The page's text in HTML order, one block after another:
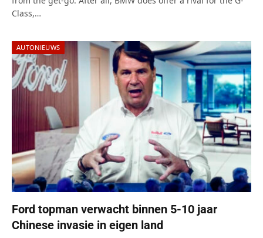
Class,…
AUTONIEUWS
Ford topman verwacht binnen 5-10 jaar
Chinese invasie in eigen land